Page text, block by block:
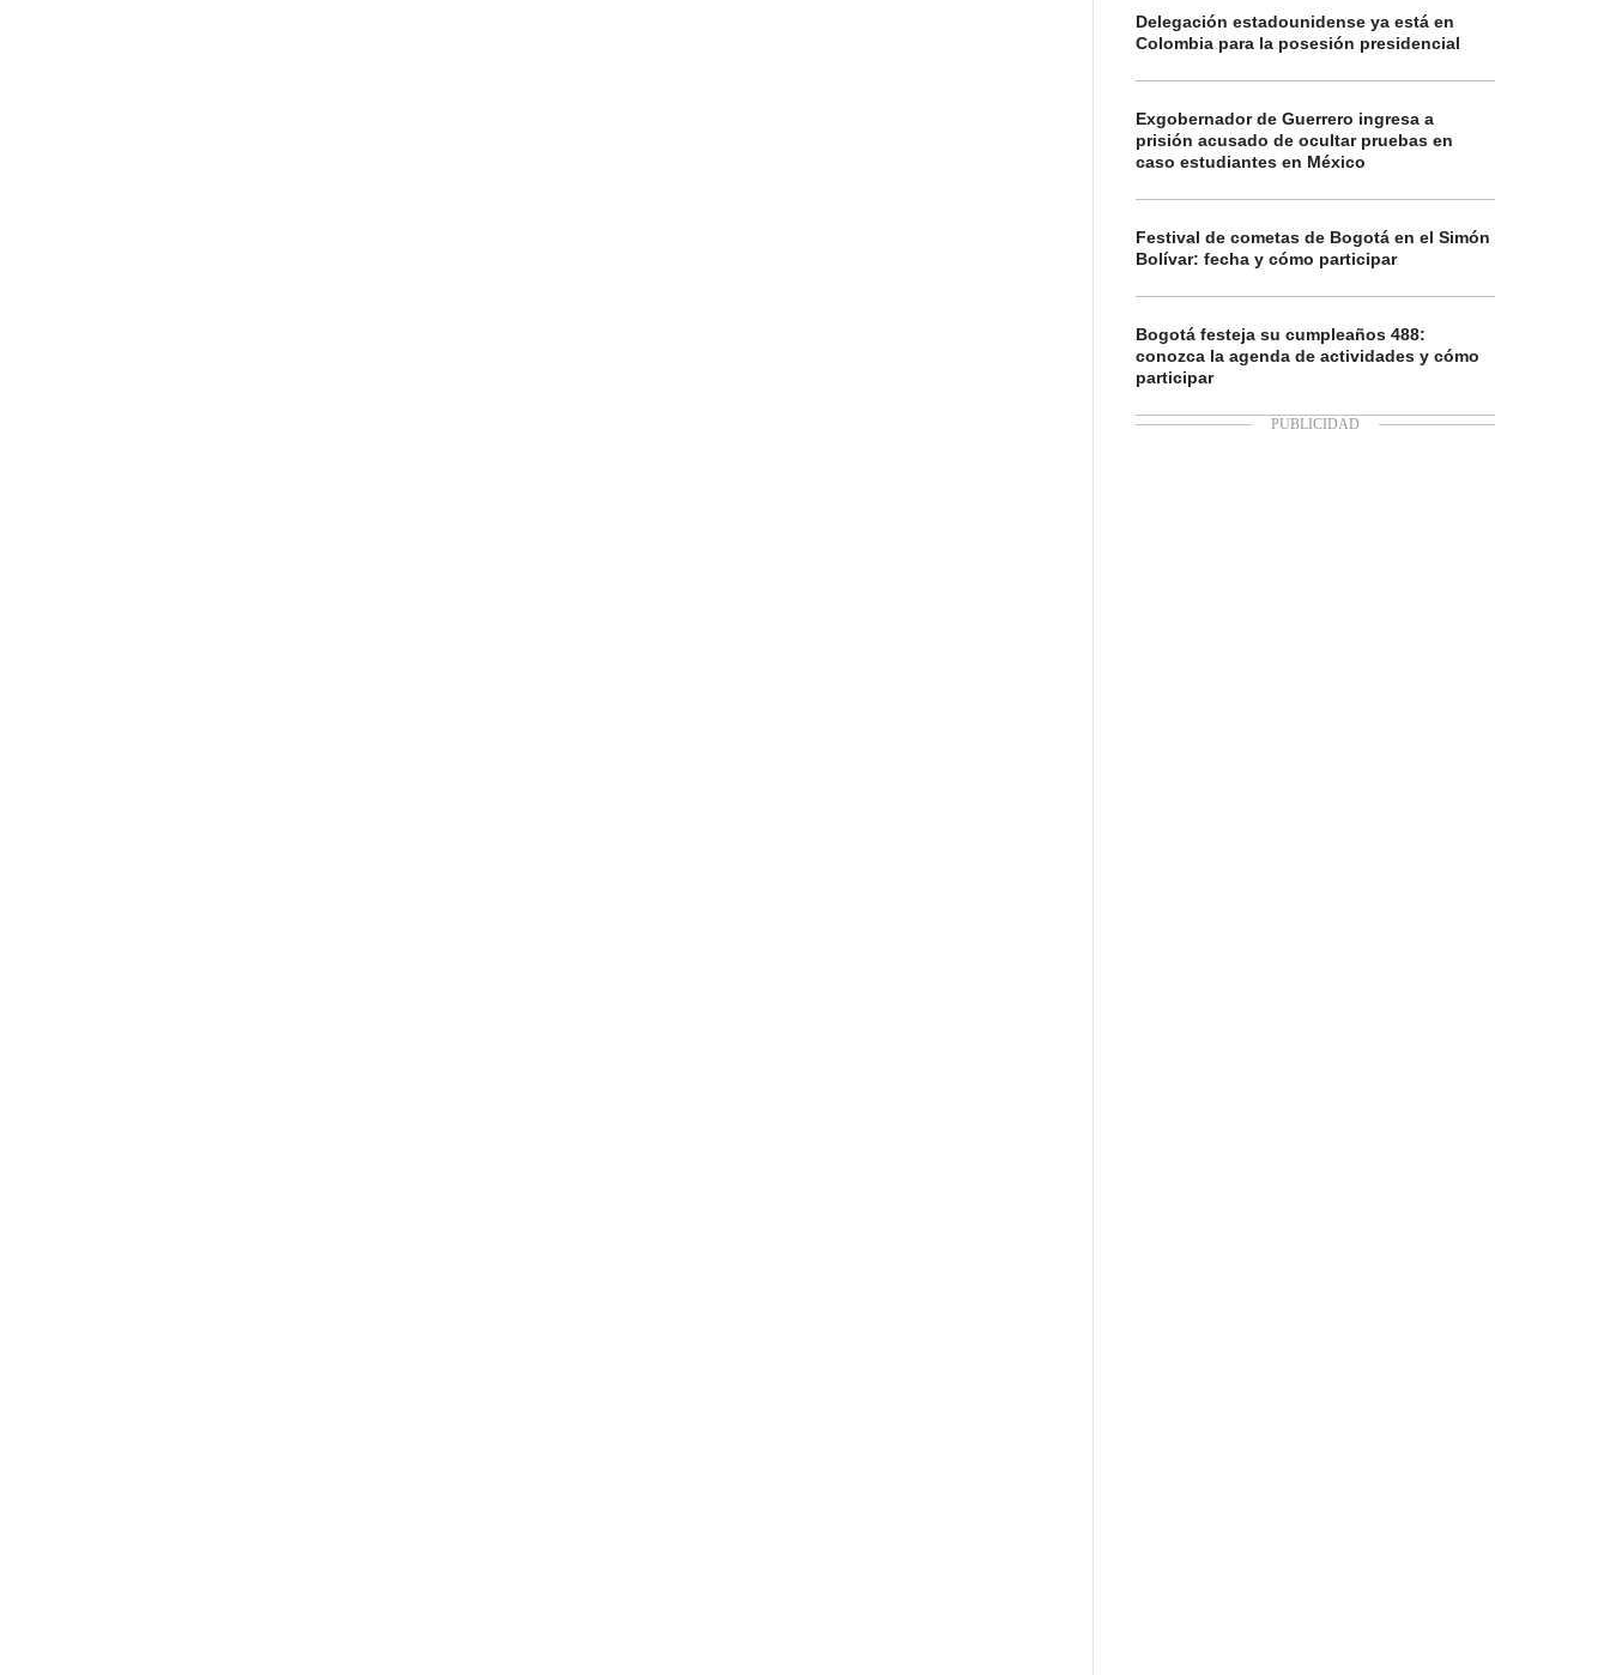
Delegación estadounidense ya está en
Colombia para la posesión presidencial
Exgobernador de Guerrero ingresa a
prisión acusado de ocultar pruebas en
caso estudiantes en México
Festival de cometas de Bogotá en el Simón
Bolívar: fecha y cómo participar
Bogotá festeja su cumpleaños 488:
conozca la agenda de actividades y cómo
participar